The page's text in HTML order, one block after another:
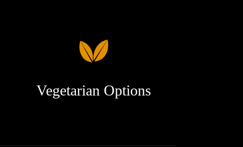
Vegetarian Options